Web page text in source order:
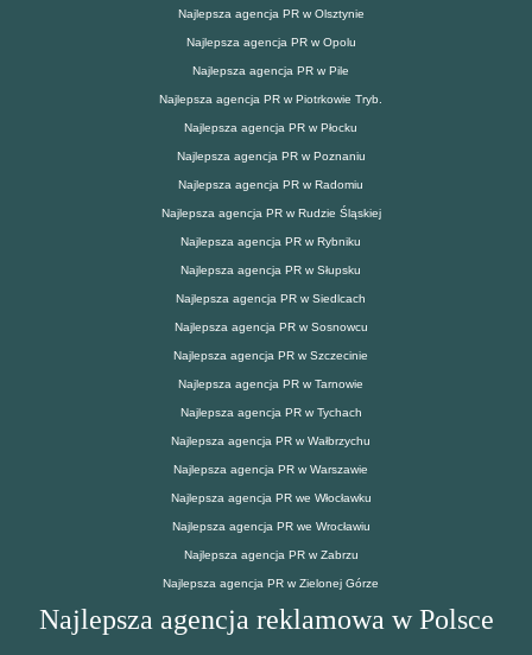
Najlepsza agencja PR w Olsztynie
Najlepsza agencja PR w Opolu
Najlepsza agencja PR w Pile
Najlepsza agencja PR w Piotrkowie Tryb.
Najlepsza agencja PR w Płocku
Najlepsza agencja PR w Poznaniu
Najlepsza agencja PR w Radomiu
Najlepsza agencja PR w Rudzie Śląskiej
Najlepsza agencja PR w Rybniku
Najlepsza agencja PR w Słupsku
Najlepsza agencja PR w Siedlcach
Najlepsza agencja PR w Sosnowcu
Najlepsza agencja PR w Szczecinie
Najlepsza agencja PR w Tarnowie
Najlepsza agencja PR w Tychach
Najlepsza agencja PR w Wałbrzychu
Najlepsza agencja PR w Warszawie
Najlepsza agencja PR we Włocławku
Najlepsza agencja PR we Wrocławiu
Najlepsza agencja PR w Zabrzu
Najlepsza agencja PR w Zielonej Górze
Najlepsza agencja reklamowa w Polsce